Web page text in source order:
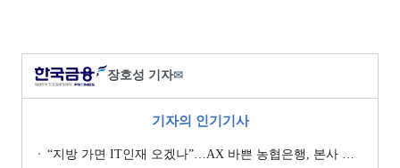
장호성 기자✉
기자의 인기기사
“지방 가면 IT인재 오겠나”…AX 바쁜 농협은행, 본사 이전설에 ‘긴장’ [막 오른 금융권 하투(夏鬪)]